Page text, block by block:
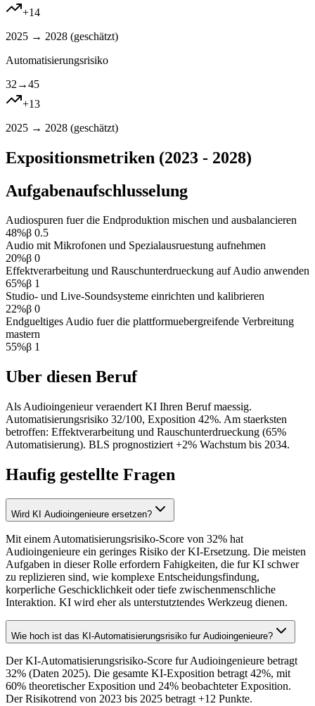
+14
2025 → 2028 (geschätzt)
Automatisierungsrisiko
32 →45
+13
2025 → 2028 (geschätzt)
Expositionsmetriken (2023 - 2028)
Aufgabenaufschlusselung
Audiospuren fuer die Endproduktion mischen und ausbalancieren
48%β 0.5
Audio mit Mikrofonen und Spezialausruestung aufnehmen
20%β 0
Effektverarbeitung und Rauschunterdrueckung auf Audio anwenden
65%β 1
Studio- und Live-Soundsysteme einrichten und kalibrieren
22%β 0
Endgueltiges Audio fuer die plattformuebergreifende Verbreitung
mastern
55%β 1
Uber diesen Beruf
Als Audioingenieur veraendert KI Ihren Beruf maessig.
Automatisierungsrisiko 32/100, Exposition 42%. Am staerksten
betroffen: Effektverarbeitung und Rauschunterdrueckung (65%
Automatisierung). BLS prognostiziert +2% Wachstum bis 2034.
Haufig gestellte Fragen
Wird KI Audioingenieure ersetzen?
Mit einem Automatisierungsrisiko-Score von 32% hat
Audioingenieure ein geringes Risiko der KI-Ersetzung. Die meisten
Aufgaben in dieser Rolle erfordern Fahigkeiten, die fur KI schwer
zu replizieren sind, wie komplexe Entscheidungsfindung,
korperliche Geschicklichkeit oder tiefe zwischenmenschliche
Interaktion. KI wird eher als unterstutztendes Werkzeug dienen.
Wie hoch ist das KI-Automatisierungsrisiko fur Audioingenieure?
Der KI-Automatisierungsrisiko-Score fur Audioingenieure betragt
32% (Daten 2025). Die gesamte KI-Exposition betragt 42%, mit
60% theoretischer Exposition und 24% beobachteter Exposition.
Der Risikotrend von 2023 bis 2025 betragt +12 Punkte.